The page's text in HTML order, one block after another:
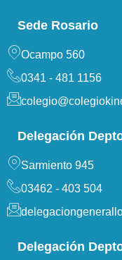
Sede Rosario
Ocampo 560
0341 - 481 1156
Delegación
Sarmiento 945
03462 - 403 504
Delegación